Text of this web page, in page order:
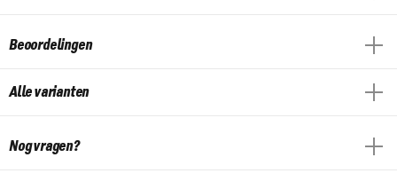
Beoordelingen
Alle varianten
Nog vragen?